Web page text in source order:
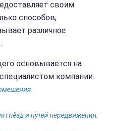
своим
способов,
различное
основывается на
компании:
гнёзд и путей передвижения.